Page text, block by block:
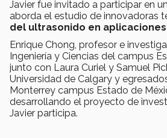
Javier fue invitado a participar en
aborda el estudio de innovadoras
del ultrasonido en
Enrique Chong, profesor e
Ingeniería y Ciencias del campus
junto con Laura Curiel y Samuel
Universidad de Calgary y
Monterrey campus Estado de
desarrollando el proyecto de
Javier participa.